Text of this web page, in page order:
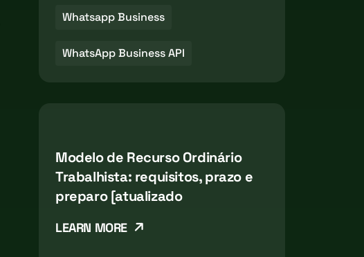
Whatsapp Business
WhatsApp Business API
Modelo de Recurso Ordinário
Trabalhista: requisitos, prazo e
preparo [atualizado
LEARN MORE